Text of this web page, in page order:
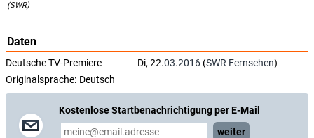
(SWR)
Daten
Deutsche TV-Premiere Di, 22.03.2016 (SWR Fernsehen)
Originalsprache: Deutsch
Kostenlose Startbenachrichtigung per E-Mail
weiter